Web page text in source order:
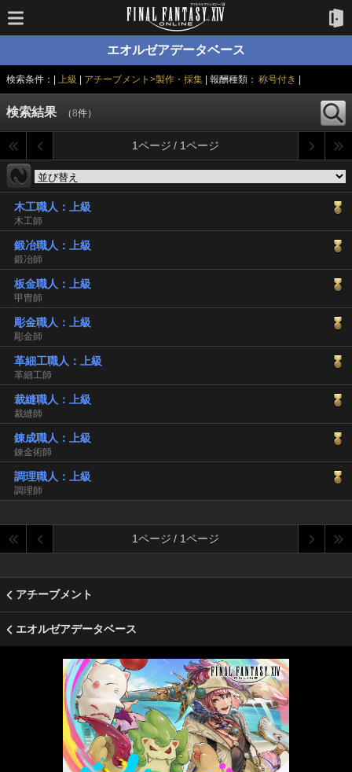
エオルゼアデータベース
検索条件：| 上級 アチーブメント>製作・採集 | 報酬種類：称号付き
検索結果 （8件）
1ページ / 1ページ
木工職人：上級
木工師
鍛冶職人：上級
鍛冶師
板金職人：上級
甲冑師
彫金職人：上級
彫金師
革細工職人：上級
革細工師
裁縫職人：上級
裁縫師
錬成職人：上級
錬金術師
調理職人：上級
調理師
1ページ / 1ページ
アチーブメント
エオルゼアデータベース